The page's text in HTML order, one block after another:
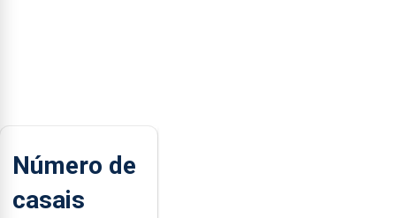
Número de
casais